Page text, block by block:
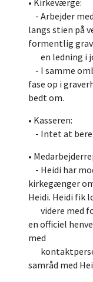
• Kirkeværge:
- Arbejder
langs stien på
formentlig
en ledning i
- I samme
fase op i
bedt om.
• Kasseren:
- Intet at
•
- Heidi har
kirkegænger
Heidi. Heidi fik
videre med
en officiel
med
samråd med